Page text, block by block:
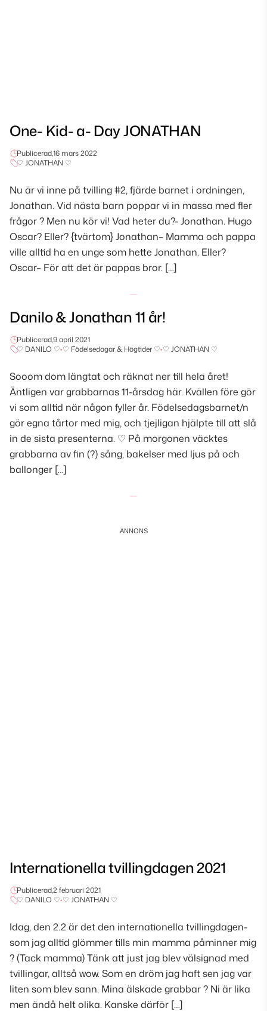
One- Kid- a- Day JONATHAN
Publicerad,16 mars 2022
♡ JONATHAN ♡
Nu är vi inne på tvilling #2, fjärde barnet i ordningen,
Jonathan. Vid nästa barn poppar vi in massa med fler
frågor ? Men nu kör vi! Vad heter du?- Jonathan. Hugo
Oscar? Eller? {tvärtom} Jonathan– Mamma och pappa
ville alltid ha en unge som hette Jonathan. Eller?
Oscar– För att det är pappas bror. […]
Danilo & Jonathan 11 år!
Publicerad,9 april 2021
♡ DANILO ♡•♡ Födelsedagar & Högtider ♡•♡ JONATHAN ♡
Sooom dom längtat och räknat ner till hela året!
Äntligen var grabbarnas 11-årsdag här. Kvällen före gör
vi som alltid när någon fyller år. Födelsedagsbarnet/n
gör egna tårtor med mig, och tjejligan hjälpte till att slå
in de sista presenterna. ♡ På morgonen väcktes
grabbarna av fin (?) sång, bakelser med ljus på och
ballonger […]
Internationella tvillingdagen 2021
Publicerad,2 februari 2021
♡ DANILO ♡•♡ JONATHAN ♡
Idag, den 2.2 är det den internationella tvillingdagen-
som jag alltid glömmer tills min mamma påminner mig
? (Tack mamma) Tänk att just jag blev välsignad med
tvillingar, alltså wow. Som en dröm jag haft sen jag var
liten som blev sann. Mina älskade grabbar ? Ni är lika
men ändå helt olika. Kanske därför […]